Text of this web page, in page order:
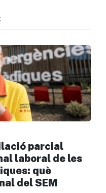
parcial
laboral de les
què
del SEM